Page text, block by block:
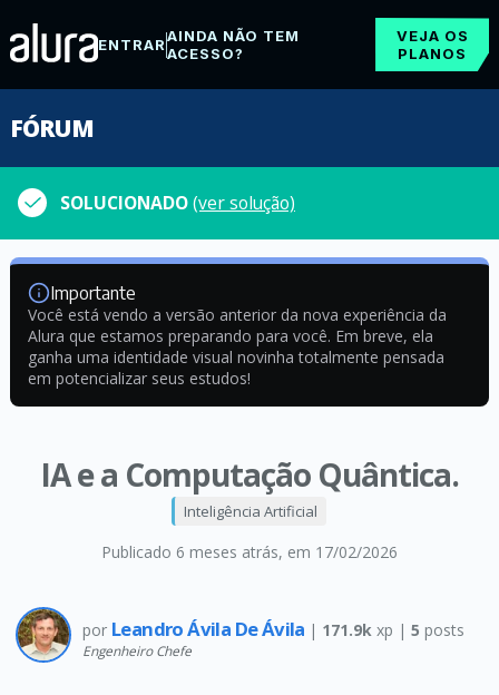
ENTRARAINDA NÃO TEM
ACESSO?
VEJA OS
PLANOS
FÓRUM
SOLUCIONADO(ver solução)
Importante
Você está vendo a versão anterior da nova experiência da
Alura que estamos preparando para você. Em breve, ela
ganha uma identidade visual novinha totalmente pensada
em potencializar seus estudos!
IA e a Computação Quântica.
Publicado 6 meses atrás, em 17/02/2026
Inteligência Artificial
por Leandro Ávila De Ávila | 171.9k xp |5 posts
Engenheiro Chefe